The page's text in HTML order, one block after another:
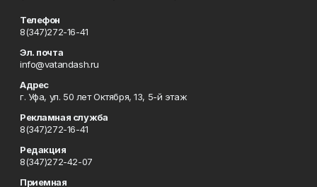
Телефон
8(347)272-16-41
Эл. почта
info@vatandash.ru
Адрес
г. Уфа, ул. 50 лет Октября, 13, 5-й этаж
Рекламная служба
8(347)272-16-41
Редакция
8(347)272-42-07
Приемная